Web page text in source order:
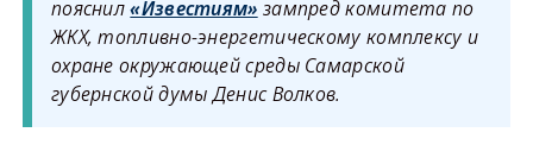
пояснил«Известиям» зампред комитета по
ЖКХ, топливно-энергетическому комплексу и
охране окружающей среды Самарской
губернской думы Денис Волков.